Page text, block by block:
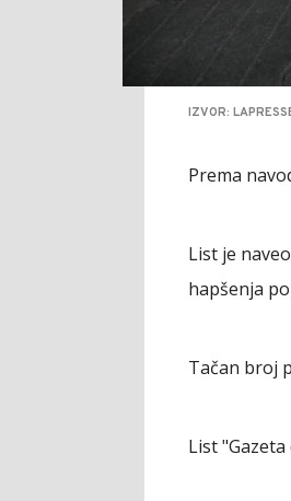
IZVOR:
Prema
List je
hapšenja
Tačan broj
List